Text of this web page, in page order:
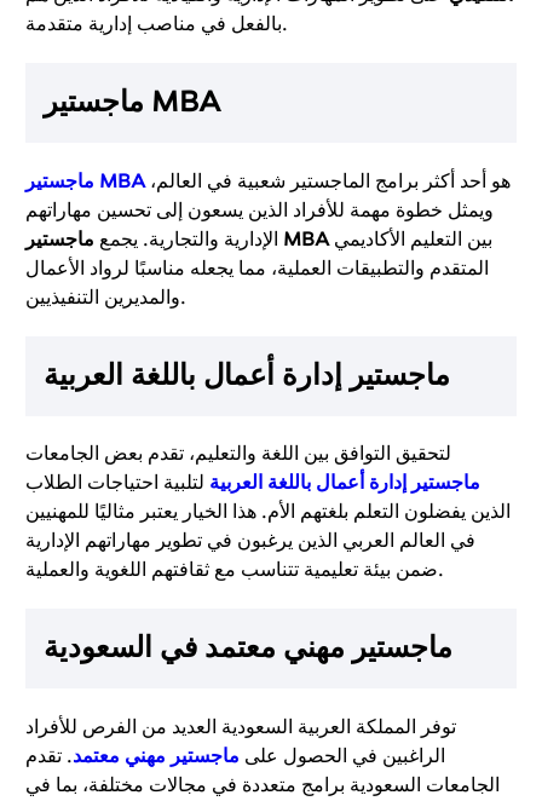
بالفعل في مناصب إدارية متقدمة.
ماجستير MBA
ماجستير MBA
ويمثل خطوة مهمة للأفراد الذين يسعون إلى تحسين مهاراتهم
الإدارية والتجارية. يجمع ماجستير MBA
المتقدم والتطبيقات العملية، مما يجعله مناسبًا لرواد الأعمال
والمديرين التنفيذيين.
ماجستير إدارة أعمال باللغة العربية
لتحقيق التوافق بين اللغة والتعليم، تقدم بعض الجامعات
ماجستير إدارة أعمال باللغة العربية لتلبية احتياجات الطلاب
الذين يفضلون التعلم بلغتهم الأم. هذا الخيار يعتبر مثاليًا للمهنيين
في العالم العربي الذين يرغبون في تطوير مهاراتهم الإدارية
ضمن بيئة تعليمية تتناسب مع ثقافتهم اللغوية والعملية.
ماجستير مهني معتمد في السعودية
توفر المملكة العربية السعودية العديد من الفرص للأفراد
الراغبين في الحصول على ماجستير مهني معتمد. تقدم
الجامعات السعودية برامج متعددة في مجالات مختلفة، بما في